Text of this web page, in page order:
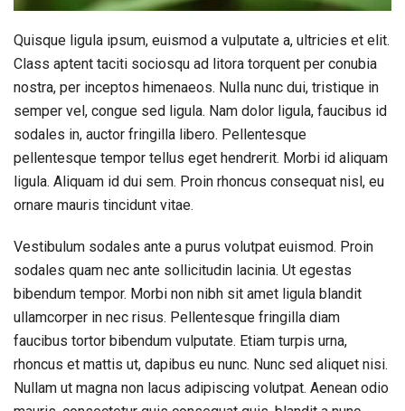
Quisque ligula ipsum, euismod a vulputate a, ultricies et elit.
Class aptent taciti sociosqu ad litora torquent per conubia
nostra, per inceptos himenaeos. Nulla nunc dui, tristique in
semper vel, congue sed ligula. Nam dolor ligula, faucibus id
sodales in, auctor fringilla libero. Pellentesque
pellentesque tempor tellus eget hendrerit. Morbi id aliquam
ligula. Aliquam id dui sem. Proin rhoncus consequat nisl, eu
ornare mauris tincidunt vitae.
Vestibulum sodales ante a purus volutpat euismod. Proin
sodales quam nec ante sollicitudin lacinia. Ut egestas
bibendum tempor. Morbi non nibh sit amet ligula blandit
ullamcorper in nec risus. Pellentesque fringilla diam
faucibus tortor bibendum vulputate. Etiam turpis urna,
rhoncus et mattis ut, dapibus eu nunc. Nunc sed aliquet nisi.
Nullam ut magna non lacus adipiscing volutpat. Aenean odio